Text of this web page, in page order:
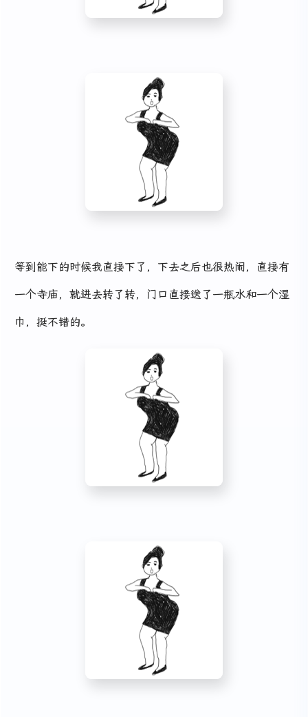
等到能下的时候我直接下了，下去之后也很热闹，直接有
一个寺庙，就进去转了转，门口直接送了一瓶水和一个湿
巾，挺不错的。